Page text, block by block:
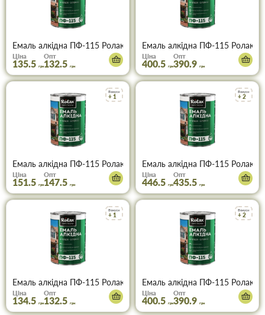
Емаль алкідна ПФ-115 Ролакс вишня 0,9 кг
Ціна
135.5 грн
Опт
132.5 грн
Емаль алкідна ПФ-115 Ролакс
Ціна
400.5 грн
Опт
390.9 грн
Бонуси
+ 1
Емаль алкідна ПФ-115 Ролакс жовта 0,9 кг
Ціна
151.5 грн
Опт
147.5 грн
Бонуси
+ 2
Емаль алкідна ПФ-115 Ролакс
Ціна
446.5 грн
Опт
435.5 грн
Бонуси
+ 1
Емаль алкідна ПФ-115 Ролакс зелена 0,9 кг
Ціна
134.5 грн
Опт
132.5 грн
Бонуси
+ 2
Емаль алкідна ПФ-115 Ролакс
Ціна
400.5 грн
Опт
390.9 грн